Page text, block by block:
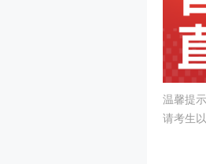
温馨提
请考生